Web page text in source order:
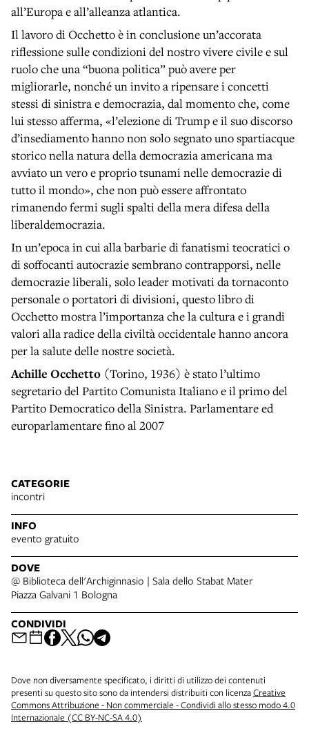
all’Europa e all’alleanza atlantica.
Il lavoro di Occhetto è in conclusione un’accorata
riflessione sulle condizioni del nostro vivere civile e sul
ruolo che una “buona politica” può avere per
migliorarle, nonché un invito a ripensare i concetti
stessi di sinistra e democrazia, dal momento che, come
lui stesso afferma, «l’elezione di Trump e il suo discorso
d’insediamento hanno non solo segnato uno spartiacque
storico nella natura della democrazia americana ma
avviato un vero e proprio tsunami nelle democrazie di
tutto il mondo», che non può essere affrontato
rimanendo fermi sugli spalti della mera difesa della
liberaldemocrazia.
In un’epoca in cui alla barbarie di fanatismi teocratici o
di soffocanti autocrazie sembrano con­trapporsi, nelle
democrazie liberali, solo leader motivati da tornaconto
personale o portatori di divisioni, questo libro di
Occhetto mostra l’importanza che la cultura e i grandi
valori alla radice della civiltà occidentale hanno ancora
per la salute delle nostre società.
Achille Occhetto (Torino, 1936) è stato l’ultimo
segretario del Partito Comunista Italiano e il primo del
Partito Democratico della Sinistra. Parlamentare ed
europarlamentare fino al 2007
CATEGORIE
incontri
INFO
evento gratuito
DOVE
@ Biblioteca dell'Archiginnasio | Sala dello Stabat Mater
Piazza Galvani 1 Bologna
CONDIVIDI
Dove non diversamente specificato, i diritti di utilizzo dei contenuti
presenti su questo sito sono da intendersi distribuiti con licenzaCreative
Commons Attribuzione - Non commerciale - Condividi allo stesso modo 4.0
Internazionale (CC BY-NC-SA 4.0)